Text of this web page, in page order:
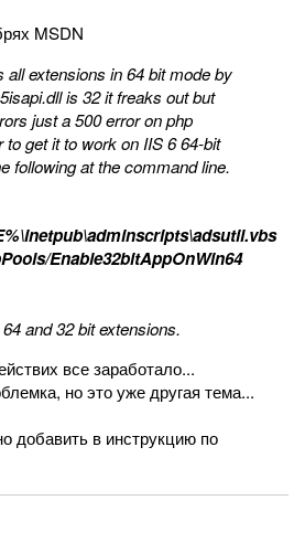
MSDN
all extensions in 64 bit mode by
is 32 it freaks out but
just a 500 error on php
to get it to work on IIS 6 64-bit
following at the command line.
Enable32bitAppOnWin64
and 32 bit extensions.
все заработало...
но это уже другая тема...
добавить в инструкцию по